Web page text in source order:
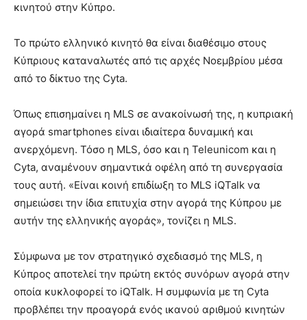
κινητού στην Κύπρο.
Το πρώτο ελληνικό κινητό θα είναι διαθέσιμο στους
Κύπριους καταναλωτές από τις αρχές Νοεμβρίου μέσα
από το δίκτυο της Cyta.
Όπως επισημαίνει η MLS σε ανακοίνωσή της, η κυπριακή
αγορά smartphones είναι ιδιαίτερα δυναμική και
ανερχόμενη. Τόσο η MLS, όσο και η Teleunicom και η
Cyta, αναμένουν σημαντικά οφέλη από τη συνεργασία
τους αυτή. «Είναι κοινή επιδίωξη το MLS iQTalk να
σημειώσει την ίδια επιτυχία στην αγορά της Κύπρου με
αυτήν της ελληνικής αγοράς», τονίζει η MLS.
Σύμφωνα με τον στρατηγικό σχεδιασμό της MLS, η
Κύπρος αποτελεί την πρώτη εκτός συνόρων αγορά στην
οποία κυκλοφορεί το iQTalk. Η συμφωνία με τη Cyta
προβλέπει την προαγορά ενός ικανού αριθμού κινητών